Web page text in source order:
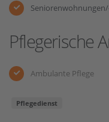
Pflegerische
Ambulante Pflege
Pflegedienst